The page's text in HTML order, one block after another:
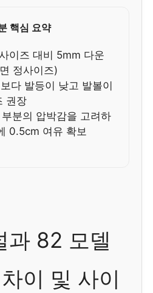
핵심 요약
이즈 대비 5mm 다운
정사이즈)
다 발등이 낮고 발볼이
권장
분의 압박감을 고려하
0.5cm 여유 확보
과 82 모델
이 및 사이